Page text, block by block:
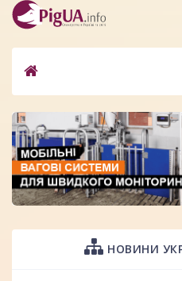
НОВИНИ